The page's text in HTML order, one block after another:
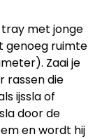
tray met jonge
genoeg ruimte
Zaai je
rassen die
ijssla of
door de
en wordt hij